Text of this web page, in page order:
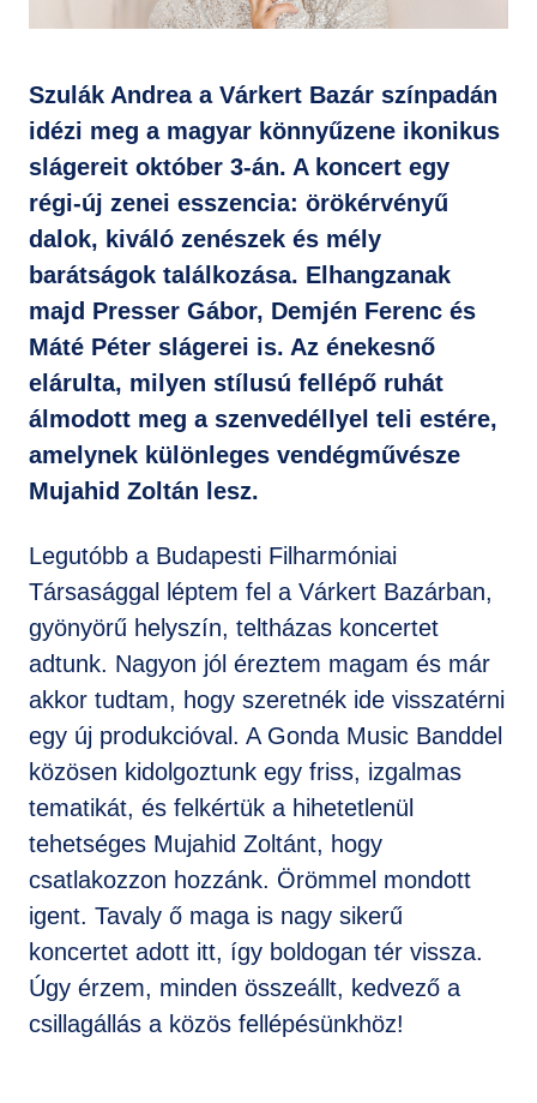
Szulák Andrea a Várkert Bazár színpadán
idézi meg a magyar könnyűzene ikonikus
slágereit október 3-án. A koncert egy
régi-új zenei esszencia: örökérvényű
dalok, kiváló zenészek és mély
barátságok találkozása. Elhangzanak
majd Presser Gábor, Demjén Ferenc és
Máté Péter slágerei is. Az énekesnő
elárulta, milyen stílusú fellépő ruhát
álmodott meg a szenvedéllyel teli estére,
amelynek különleges vendégművésze
Mujahid Zoltán lesz.
Legutóbb a Budapesti Filharmóniai
Társasággal léptem fel a Várkert Bazárban,
gyönyörű helyszín, teltházas koncertet
adtunk. Nagyon jól éreztem magam és már
akkor tudtam, hogy szeretnék ide visszatérni
egy új produkcióval. A Gonda Music Banddel
közösen kidolgoztunk egy friss, izgalmas
tematikát, és felkértük a hihetetlenül
tehetséges Mujahid Zoltánt, hogy
csatlakozzon hozzánk. Örömmel mondott
igent. Tavaly ő maga is nagy sikerű
koncertet adott itt, így boldogan tér vissza.
Úgy érzem, minden összeállt, kedvező a
csillagállás a közös fellépésünkhöz!